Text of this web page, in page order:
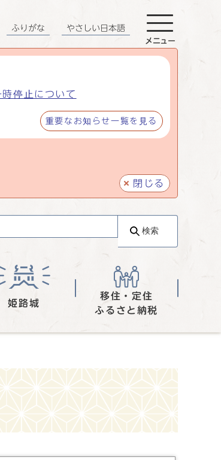
停止について
重要なお知らせ一覧を見る
閉じる
ふりがな やさしい日本語
メニュー
検索
姫路城
移住・定住
ふるさと納税